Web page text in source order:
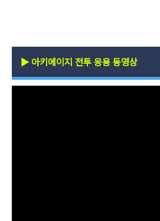
▶ 아키에이지 전투 응용 동영상